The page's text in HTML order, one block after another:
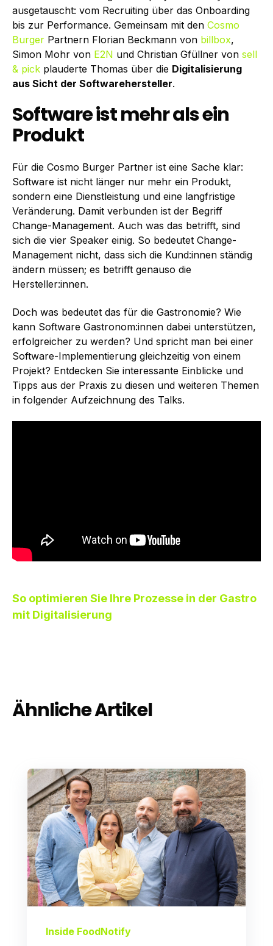
ausgetauscht: vom Recruiting über das Onboarding
bis zur Performance. Gemeinsam mit den Cosmo
Burger Partnern Florian Beckmann von billbox,
Simon Mohr von E2N und Christian Gfüllner von sell
& pick plauderte Thomas über die Digitalisierung
aus Sicht der Softwarehersteller.
Software ist mehr als ein
Produkt
Für die Cosmo Burger Partner ist eine Sache klar:
Software ist nicht länger nur mehr ein Produkt,
sondern eine Dienstleistung und eine langfristige
Veränderung. Damit verbunden ist der Begriff
Change-Management. Auch was das betrifft, sind
sich die vier Speaker einig. So bedeutet Change-
Management nicht, dass sich die Kund:innen ständig
ändern müssen; es betrifft genauso die
Hersteller:innen.
Doch was bedeutet das für die Gastronomie? Wie
kann Software Gastronom:innen dabei unterstützen,
erfolgreicher zu werden? Und spricht man bei einer
Software-Implementierung gleichzeitig von einem
Projekt? Entdecken Sie interessante Einblicke und
Tipps aus der Praxis zu diesen und weiteren Themen
in folgender Aufzeichnung des Talks.
So optimieren Sie Ihre Prozesse in der Gastro
mit Digitalisierung
Ähnliche Artikel
Inside FoodNotify